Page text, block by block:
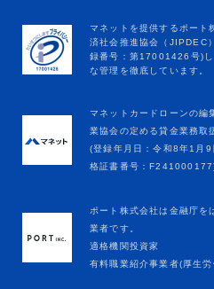
マネットカードローンの編
業協会の定める貸金業務取
(登録年月日：令和8年1月
格証書番号：
ポート株式会社は金融庁を
業者です。
適格機関投資家
有料職業紹介事業者(厚生